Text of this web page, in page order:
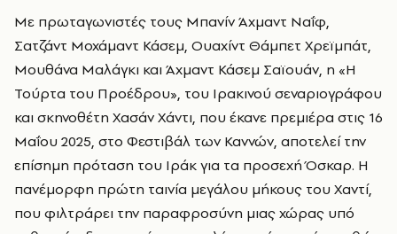
Με πρωταγωνιστές τους Μπανίν Άχμαντ Ναΐφ,
Σατζάντ Μοχάμαντ Κάσεμ, Ουαχίντ Θάμπετ Χρεϊμπάτ,
Μουθάνα Μαλάγκι και Άχμαντ Κάσεμ Σαϊουάν, η «Η
Τούρτα του Προέδρου», του Ιρακινού σεναριογράφου
και σκηνοθέτη Χασάν Χάντι, που έκανε πρεμιέρα στις 16
Μαΐου 2025, στο Φεστιβάλ των Καννών, αποτελεί την
επίσημη πρόταση του Ιράκ για τα προσεχή Όσκαρ. Η
πανέμορφη πρώτη ταινία μεγάλου μήκους του Χαντί,
που φιλτράρει την παραφροσύνη μιας χώρας υπό